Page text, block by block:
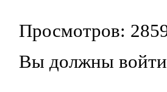
Просмотров:
Вы должны